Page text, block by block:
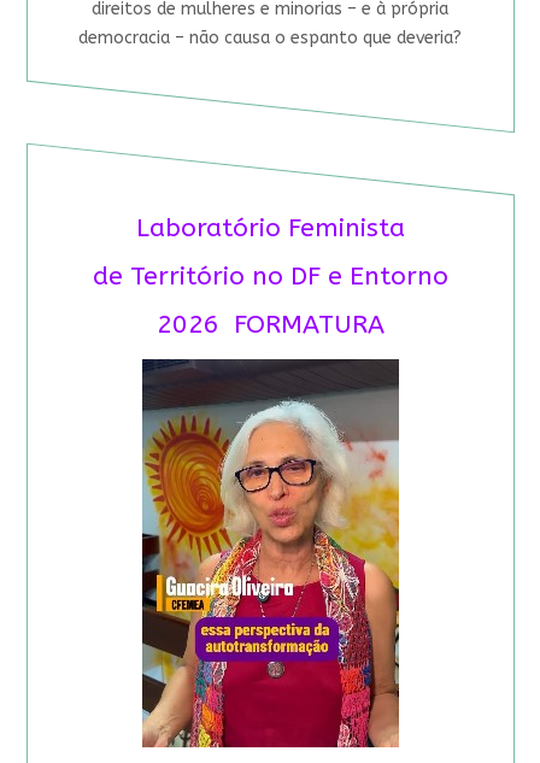
direitos de mulheres e minorias – e à própria
democracia – não causa o espanto que deveria?
Laboratório Feminista
de Território no DF e Entorno
2026 FORMATURA